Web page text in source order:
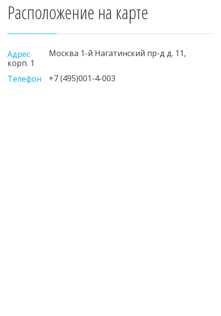
Расположение на карте
Адрес
Москва 1-й Нагатинский пр-д д. 11,
корп. 1
Телефон
+7 (495)001-4-003